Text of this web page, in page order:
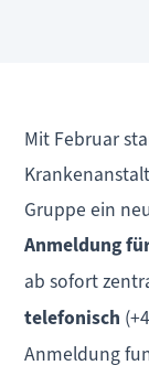
Mit Februar
Gruppe ein
Anmeldung
ab sofort
telefonisch
Anmeldung